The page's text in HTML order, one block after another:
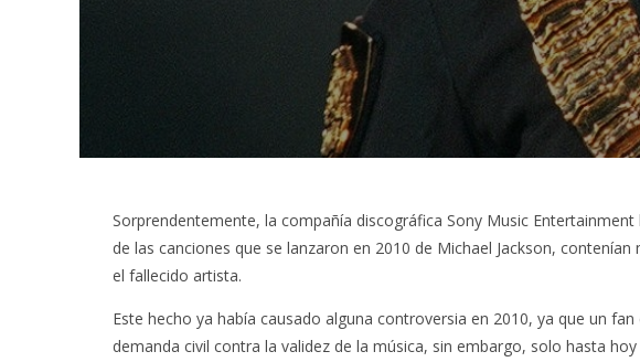
Sorprendentemente, la compañía discográfica Sony Music
de las canciones que se lanzaron en 2010 de Michael Jackson,
el fallecido artista.
Este hecho ya había causado alguna controversia en 2010, ya que un
demanda civil contra la validez de la música, sin embargo, solo hasta